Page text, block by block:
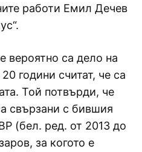
работи Емил Дечев
вероятно са дело на
години считат, че са
Той потвърди, че
свързани с бившия
(бел. ред. от 2013 до
за когото е